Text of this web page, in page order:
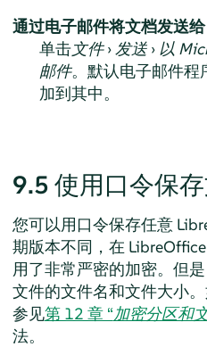
通过电子邮件将文档发送
单击文件› 发送› 以
邮件。默认电子邮件程
加到其中。
9.5 使用口令保
您可以用口令保存任意
期版本不同，在
用了非常严密的加密。但
文件的文件名和文件大小
参见第 12 章 “加密分区和
法。